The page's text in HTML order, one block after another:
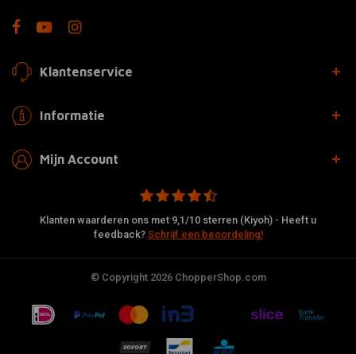
Klantenservice
Informatie
Mijn Account
Klanten waarderen ons met 9,1/10 sterren (Kiyoh) - Heeft u
feedback? Schrijf een beoordeling!
© Copyright 2026 ChopperShop.com